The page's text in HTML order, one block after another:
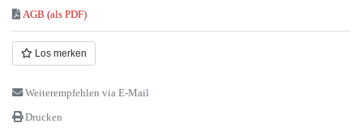
AGB (als PDF)
Los merken
Weiterempfehlen via E-Mail
Drucken